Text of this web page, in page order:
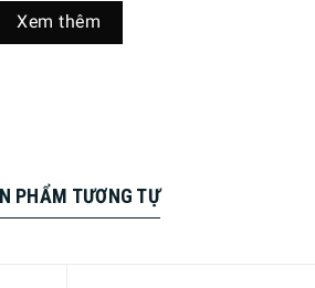
Xem thêm
PHẨM TƯƠNG TỰ